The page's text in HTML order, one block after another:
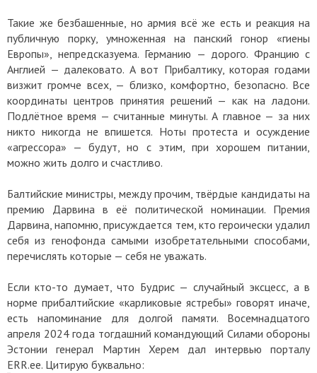
Такие же безбашенные, но армия всё же есть и реакция на
публичную порку, умноженная на панский гонор «гиены
Европы», непредсказуема. Германию — дорого. Францию с
Англией — далековато. А вот Прибалтику, которая годами
визжит громче всех, — близко, комфортно, безопасно. Все
координаты центров принятия решений — как на ладони.
Подлётное время — считанные минуты. А главное — за них
никто никогда не впишется. Ноты протеста и осуждение
«агрессора» — будут, но с этим, при хорошем питании,
можно жить долго и счастливо.
Балтийские министры, между прочим, твёрдые кандидаты на
премию Дарвина в её политической номинации. Премия
Дарвина, напомню, присуждается тем, кто героически удалил
себя из генофонда самыми изобретательными способами,
перечислять которые — себя не уважать.
Если кто-то думает, что Будрис — случайный эксцесс, а в
норме прибалтийские «карликовые ястребы» говорят иначе,
есть напоминание для долгой памяти. Восемнадцатого
апреля 2024 года тогдашний командующий Силами обороны
Эстонии генерал Мартин Херем дал интервью порталу
ERR.ee. Цитирую буквально: